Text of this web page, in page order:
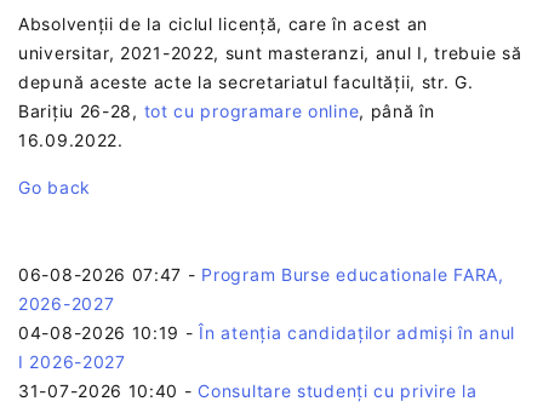
Absolvenții de la ciclul licență, care în acest an
universitar, 2021-2022, sunt masteranzi, anul I, trebuie să
depună aceste acte la secretariatul facultății, str. G.
Barițiu 26-28, tot cu programare online, până în
16.09.2022.
Go back
06-08-2026 07:47 - Program Burse educationale FARA,
2026-2027
04-08-2026 10:19 -În atenția candidaților admiși în anul
I 2026-2027
31-07-2026 10:40 - Consultare studenți cu privire la